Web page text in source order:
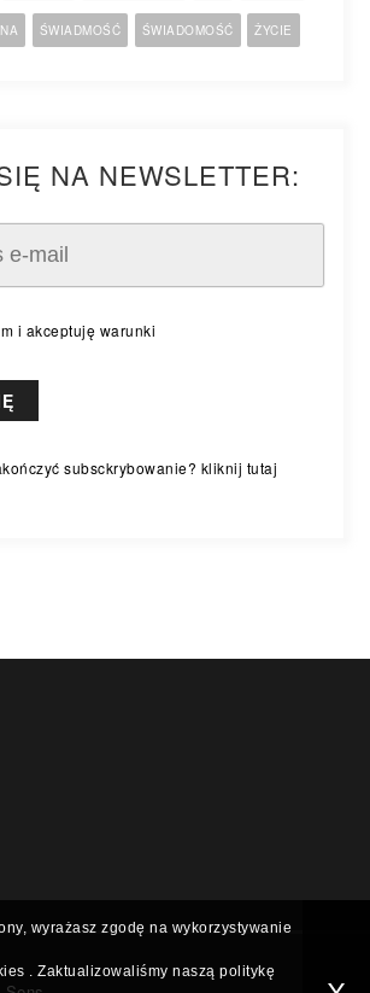
ŚWIADMOŚĆ ŚWIADOMOŚĆ ŻYCIE
NA NEWSLETTER:
i akceptuję warunki
subsckrybowanie? kliknij tutaj
wyrażasz zgodę na wykorzystywanie
. Zaktualizowaliśmy naszą politykę